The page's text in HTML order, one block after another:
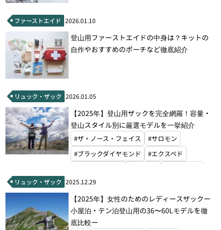
ファーストエイド 2026.01.10
登山用ファーストエイドの中身は？キットの
自作やおすすめのポーチなど徹底紹介
リュック・ザック 2026.01.05
【2025年】登山用ザックを完全網羅！容量・
登山スタイル別に厳選モデルを一挙紹介
#ザ・ノース・フェイス
#サロモン
#ブラックダイヤモンド
#エクスペド
#マタドール
#モンベル
#マウンテンローレルデザイン
リュック・ザック 2025.12.29
【2025年】女性のためのレディースザックー
小屋泊・テン泊登山用の36〜60Lモデルを徹
底比較ー